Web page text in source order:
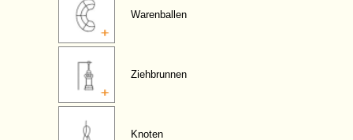
Warenballen
Ziehbrunnen
Knoten